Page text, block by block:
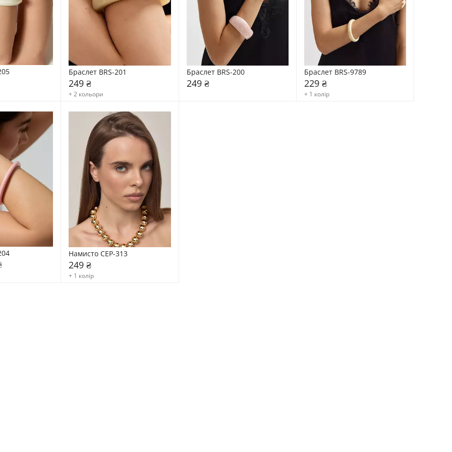
Браслет BRS-201
249 ₴
+ 2 кольори
Браслет BRS-200
249 ₴
Браслет BRS-9789
229 ₴
+ 1 колір
Намисто CEP-313
249 ₴
+ 1 колір